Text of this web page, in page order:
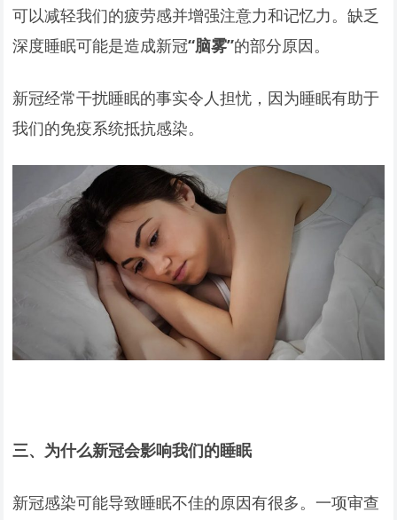
可以减轻我们的疲劳感并增强注意力和记忆力。缺乏
深度睡眠可能是造成新冠“脑雾”的部分原因。
新冠经常干扰睡眠的事实令人担忧，因为睡眠有助于
我们的免疫系统抵抗感染。
三、为什么新冠会影响我们的睡眠
新冠感染可能导致睡眠不佳的原因有很多。一项审查